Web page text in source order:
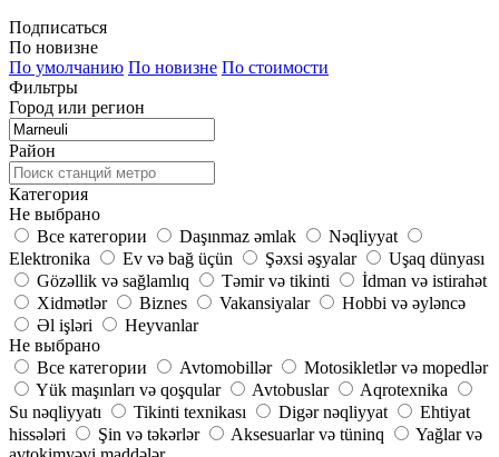
Подписаться
По новизне
По умолчанию По новизне По стоимости
Фильтры
Город или регион
Район
Категория
Не выбрано
Все категории
Daşınmaz əmlak
Nəqliyyat
Elektronika
Ev və bağ üçün Şəxsi əşyalar
Uşaq dünyası
Gözəllik və sağlamlıq
Təmir və tikinti
İdman və istirahət
Xidmətlər
Biznes Vakansiyalar
Hobbi və əyləncə
Əl işləri
Heyvanlar
Не выбрано
Все категории
Avtomobillər
Motosikletlər və mopedlər
Yük maşınları və qoşqular
Avtobuslar
Aqrotexnika
Su nəqliyyatı
Tikinti texnikası Digər nəqliyyat
Ehtiyat
hissələri
Şin və təkərlər Aksesuarlar və tüninq
Yağlar və